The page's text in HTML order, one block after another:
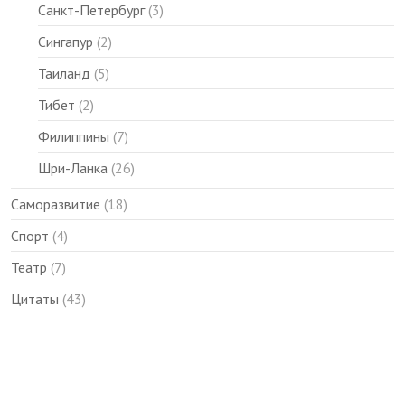
Санкт-Петербург(3)
Сингапур (2)
Таиланд (5)
Тибет (2)
Филиппины (7)
Шри-Ланка (26)
Саморазвитие (18)
Спорт (4)
Театр (7)
Цитаты (43)